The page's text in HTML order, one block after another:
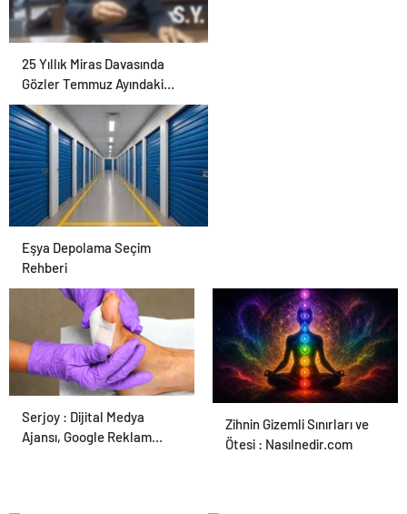
25 Yıllık Miras Davasında
Gözler Temmuz Ayındaki
Karar Duruşmasına Çevrildi
Eşya Depolama Seçim
Rehberi
Ortopodoloji İle Diyabetik
Ayak Yarası Tedavisi
Zihnin Gizemli Sınırları ve
Ötesi : Nasılnedir.com
Serjoy : Dijital Medya
Ajansı, Google Reklam